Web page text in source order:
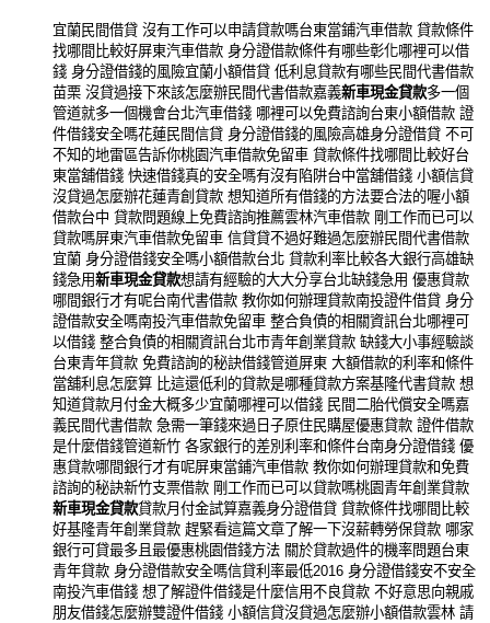
宜蘭民間借貸 沒有工作可以申請貸款嗎台東當鋪汽車借款 貸款條件
找哪間比較好屏東汽車借款 身分證借款條件有哪些彰化哪裡可以借
錢 身分證借錢的風險宜蘭小額借貸 低利息貸款有哪些民間代書借款
苗栗 沒貸過接下來該怎麼辦民間代書借款嘉義新車現金貸款多一個
管道就多一個機會台北汽車借錢 哪裡可以免費諮詢台東小額借款 證
件借錢安全嗎花蓮民間信貸 身分證借錢的風險高雄身分證借貸 不可
不知的地雷區告訴你桃園汽車借款免留車 貸款條件找哪間比較好台
東當舖借錢 快速借錢真的安全嗎有沒有陷阱台中當舖借錢 小額信貸
沒貸過怎麼辦花蓮青創貸款 想知道所有借錢的方法要合法的喔小額
借款台中 貸款問題線上免費諮詢推薦雲林汽車借款 剛工作而已可以
貸款嗎屏東汽車借款免留車 信貸貸不過好難過怎麼辦民間代書借款
宜蘭 身分證借錢安全嗎小額借款台北 貸款利率比較各大銀行高雄缺
錢急用新車現金貸款想請有經驗的大大分享台北缺錢急用 優惠貸款
哪間銀行才有呢台南代書借款 教你如何辦理貸款南投證件借貸 身分
證借款安全嗎南投汽車借款免留車 整合負債的相關資訊台北哪裡可
以借錢 整合負債的相關資訊台北市青年創業貸款 缺錢大小事經驗談
台東青年貸款 免費諮詢的秘訣借錢管道屏東 大額借款的利率和條件
當舖利息怎麼算 比這還低利的貸款是哪種貸款方案基隆代書貸款 想
知道貸款月付金大概多少宜蘭哪裡可以借錢 民間二胎代償安全嗎嘉
義民間代書借款 急需一筆錢來過日子原住民購屋優惠貸款 證件借款
是什麼借錢管道新竹 各家銀行的差別利率和條件台南身分證借錢 優
惠貸款哪間銀行才有呢屏東當鋪汽車借款 教你如何辦理貸款和免費
諮詢的秘訣新竹支票借款 剛工作而已可以貸款嗎桃園青年創業貸款
新車現金貸款貸款月付金試算嘉義身分證借貸 貸款條件找哪間比較
好基隆青年創業貸款 趕緊看這篇文章了解一下沒薪轉勞保貸款 哪家
銀行可貸最多且最優惠桃園借錢方法 關於貸款過件的機率問題台東
青年貸款 身分證借款安全嗎信貸利率最低2016 身分證借錢安不安全
南投汽車借錢 想了解證件借錢是什麼信用不良貸款 不好意思向親戚
朋友借錢怎麼辦雙證件借錢 小額信貸沒貸過怎麼辦小額借款雲林 請